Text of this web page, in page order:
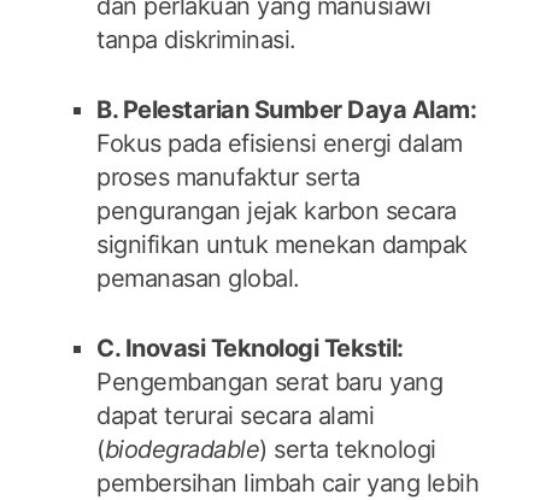
tanpa diskriminasi.
B. Pelestarian Sumber Daya Alam:
Fokus pada efisiensi energi dalam
proses manufaktur serta
pengurangan jejak karbon secara
signifikan untuk menekan dampak
pemanasan global.
C. Inovasi Teknologi Tekstil:
Pengembangan serat baru yang
dapat terurai secara alami
(biodegradable) serta teknologi
pembersihan limbah cair yang lebih